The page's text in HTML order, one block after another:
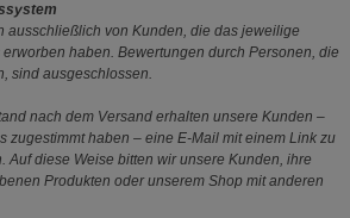
ausschließlich von Kunden, die das jeweilige
haben. Bewertungen durch Personen, die
sind ausgeschlossen.
nach dem Versand erhalten unsere Kunden –
zugestimmt haben – eine E-Mail mit einem Link zu
Auf diese Weise bitten wir unsere Kunden, ihre
Produkten oder unserem Shop mit anderen